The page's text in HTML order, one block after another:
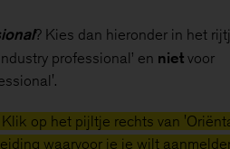
? Kies dan hieronder in het
professional’ en nietvoor
op het pijltje rechts van
waarvoor je je wilt